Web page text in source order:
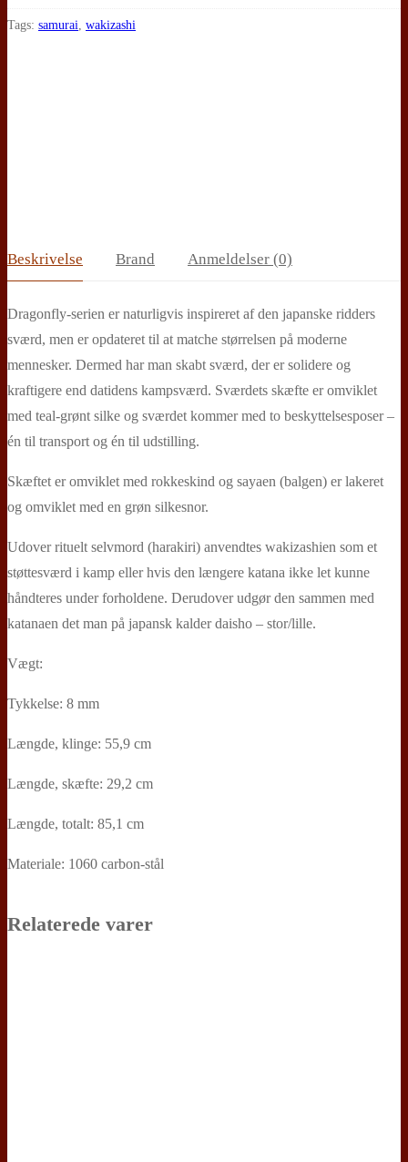
hæfte)
Tags: samurai, wakizashi
Beskrivelse Brand Anmeldelser (0)
Dragonfly-serien er naturligvis inspireret af den japanske ridders
sværd, men er opdateret til at matche størrelsen på moderne
mennesker. Dermed har man skabt sværd, der er solidere og
kraftigere end datidens kampsværd. Sværdets skæfte er omviklet
med teal-grønt silke og sværdet kommer med to beskyttelsesposer –
én til transport og én til udstilling.
Skæftet er omviklet med rokkeskind og sayaen (balgen) er lakeret
og omviklet med en grøn silkesnor.
Udover rituelt selvmord (harakiri) anvendtes wakizashien som et
støttesværd i kamp eller hvis den længere katana ikke let kunne
håndteres under forholdene. Derudover udgør den sammen med
katanaen det man på japansk kalder daisho – stor/lille.
Vægt:
Tykkelse: 8 mm
Længde, klinge: 55,9 cm
Længde, skæfte: 29,2 cm
Længde, totalt: 85,1 cm
Materiale: 1060 carbon-stål
Relaterede varer